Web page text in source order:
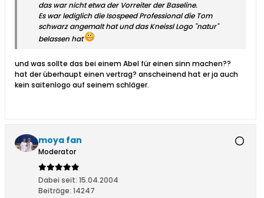
das war nicht etwa der Vorreiter der Baseline.
Es war lediglich die Isospeed Professional die Tom
schwarz angemalt hat und das Kneissl Logo "natur"
belassen hat
und was sollte das bei einem Abel für einen sinn machen??
hat der überhaupt einen vertrag? anscheinend hat er ja auch
kein saitenlogo auf seinem schläger.
moya fan
Moderator
Dabei seit: 15.04.2004
Beiträge: 14247